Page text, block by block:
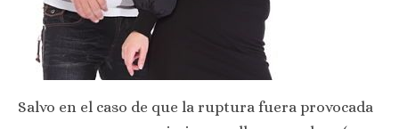
Salvo en el caso de que la ruptura fuera provocada